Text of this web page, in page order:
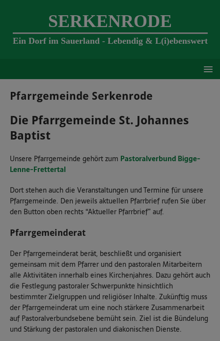
SERKENRODE
Ein Dorf im Sauerland - Lebendig & L(i)ebenswert
Pfarrgemeinde Serkenrode
Die Pfarrgemeinde St. Johannes
Baptist
Unsere Pfarrgemeinde gehört zum Pastoralverbund Bigge-
Lenne-Frettertal
Dort stehen auch die Veranstaltungen und Termine für unsere
Pfarrgemeinde. Den jeweils aktuellen Pfarrbrief rufen Sie über
den Button oben rechts “Aktueller Pfarrbrief” auf.
Pfarrgemeinderat
Der Pfarrgemeinderat berät, beschließt und organisiert
gemeinsam mit dem Pfarrer und den pastoralen Mitarbeitern
alle Aktivitäten innerhalb eines Kirchenjahres. Dazu gehört auch
die Festlegung pastoraler Schwerpunkte hinsichtlich
bestimmter Zielgruppen und religiöser Inhalte. Zukünftig muss
der Pfarrgemeinderat um eine noch stärkere Zusammenarbeit
auf Pastoralverbundsebene bemüht sein. Ziel ist die Bündelung
und Stärkung der pastoralen und diakonischen Dienste.